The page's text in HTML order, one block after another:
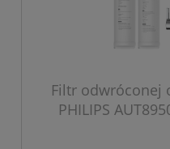
Filtr odwróconej
PHILIPS